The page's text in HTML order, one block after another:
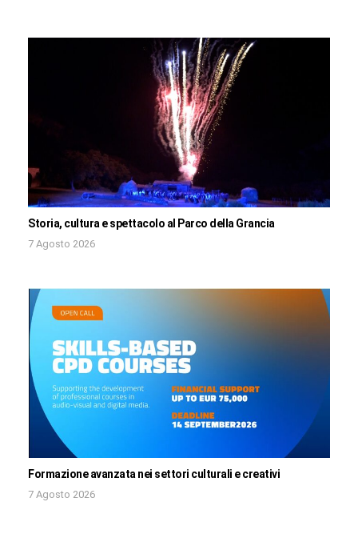
Storia, cultura e spettacolo al Parco della Grancia
7 Agosto 2026
Formazione avanzata nei settori culturali e creativi
7 Agosto 2026